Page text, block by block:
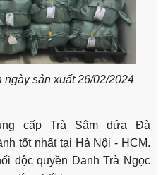
ngày sản xuất 26/02/2024
cấp Trà Sâm dứa Đà
tốt nhất tại Hà Nội - HCM.
độc quyền Danh Trà Ngọc